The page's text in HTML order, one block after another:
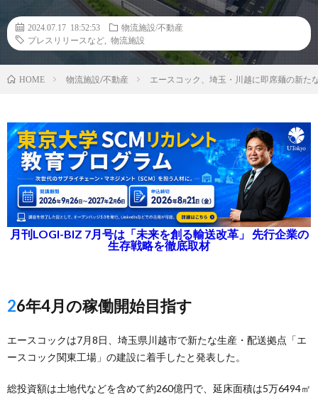
2024.07.17 18:52:53
物流施設/不動産
プレスリリースなど
物流施設
HOME 物流施設/不動産 エースコック、埼玉・川越に即席麺の新た
月刊LOGI-BIZ 7月号は「未来を創る輸送改革」 先行企業の
生存戦略を徹底取材
26年4月の稼働開始目指す
エースコックは7月8日、埼玉県川越市で新たな生産・配送拠点「エ
ースコック関東工場」の建設に着手したと発表した。
総投資額は土地代などを含めて約260億円で、延床面積は5万6494㎡